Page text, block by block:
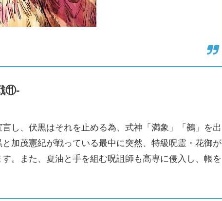
⑪-
し、伏黒はそれを止める為、式神「満象」「鵺」を出
加茂憲紀が戦っている最中に突然、特級呪霊・花御が
。また、夏油と手を組む呪詛師も高専に侵入し、帳を